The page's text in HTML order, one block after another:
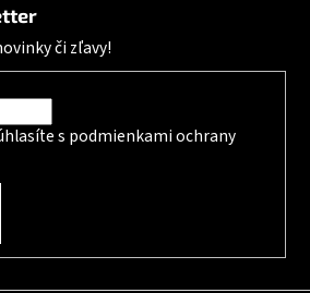
či zľavy!
s podmienkami ochrany